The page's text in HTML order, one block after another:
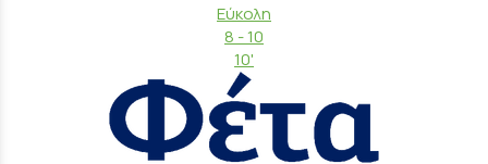
Εύκολη
8 - 10
10'